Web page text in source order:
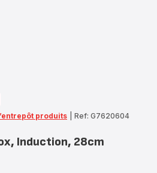
produits Ref: G7620604
Induction, 28cm